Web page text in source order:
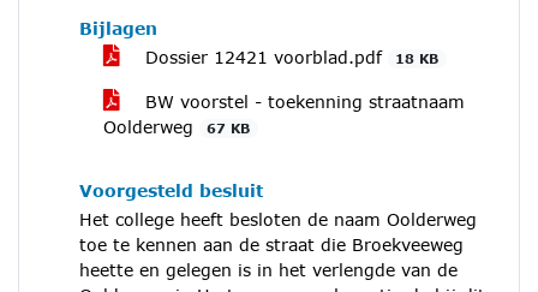
Bijlagen
Dossier 12421 voorblad.pdf
18 KB
BW voorstel - toekenning straatnaam
Oolderweg
67 KB
Voorgesteld besluit
Het college heeft besloten de naam Oolderweg
toe te kennen aan de straat die Broekveeweg
heette en gelegen is in het verlengde van de